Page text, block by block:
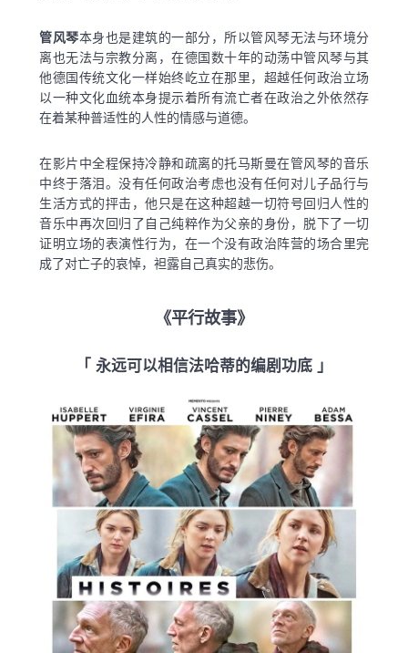
管风琴本身也是建筑的一部分，所以管风琴无法与环境分
离也无法与宗教分离，在德国数十年的动荡中管风琴与其
他德国传统文化一样始终屹立在那里，超越任何政治立场
以一种文化血统本身提示着所有流亡者在政治之外依然存
在着某种普适性的人性的情感与道德。
在影片中全程保持冷静和疏离的托马斯曼在管风琴的音乐
中终于落泪。没有任何政治考虑也没有任何对儿子品行与
生活方式的抨击，他只是在这种超越一切符号回归人性的
音乐中再次回归了自己纯粹作为父亲的身份，脱下了一切
证明立场的表演性行为，在一个没有政治阵营的场合里完
成了对亡子的哀悼，袒露自己真实的悲伤。
《平行故事》
「 永远可以相信法哈蒂的编剧功底 」